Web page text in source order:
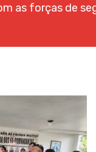
as forças de